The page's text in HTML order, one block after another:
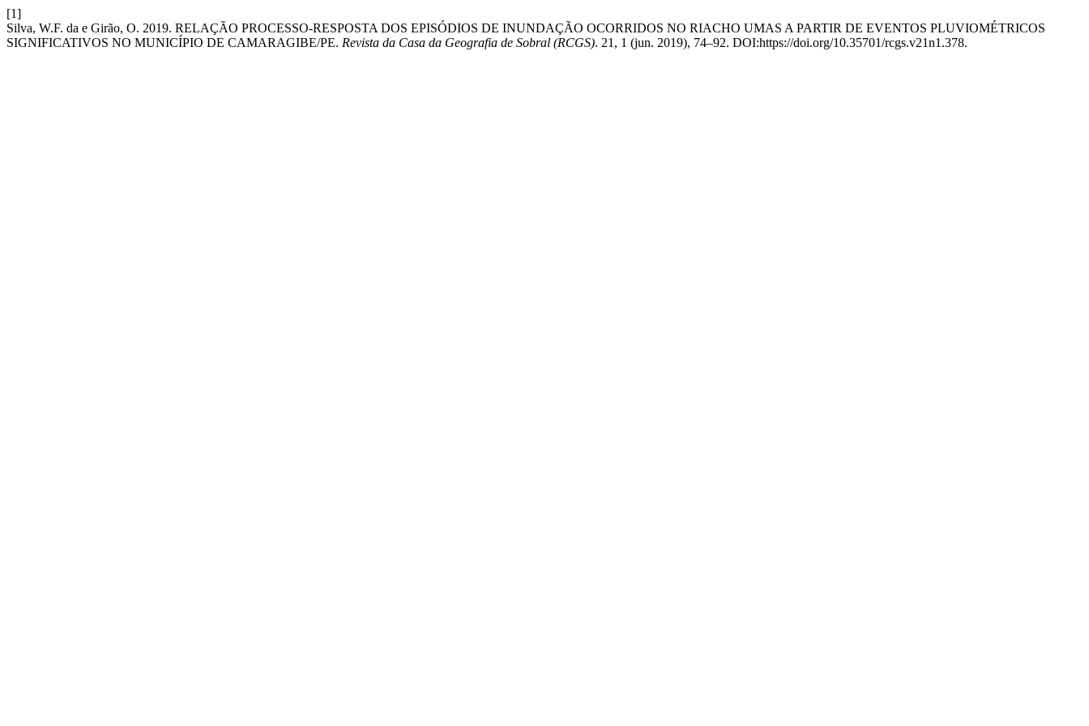
[1]
Silva, W.F. da e Girão, O. 2019. RELAÇÃO PROCESSO-RESPOSTA DOS EPISÓDIOS DE INUNDAÇÃO OCORRIDOS NO RIACHO UMAS A PARTIR DE EVENTOS PLUVIOMÉTRICOS
SIGNIFICATIVOS NO MUNICÍPIO DE CAMARAGIBE/PE. Revista da Casa da Geografia de Sobral (RCGS). 21, 1 (jun. 2019), 74–92. DOI:https://doi.org/10.35701/rcgs.v21n1.378.